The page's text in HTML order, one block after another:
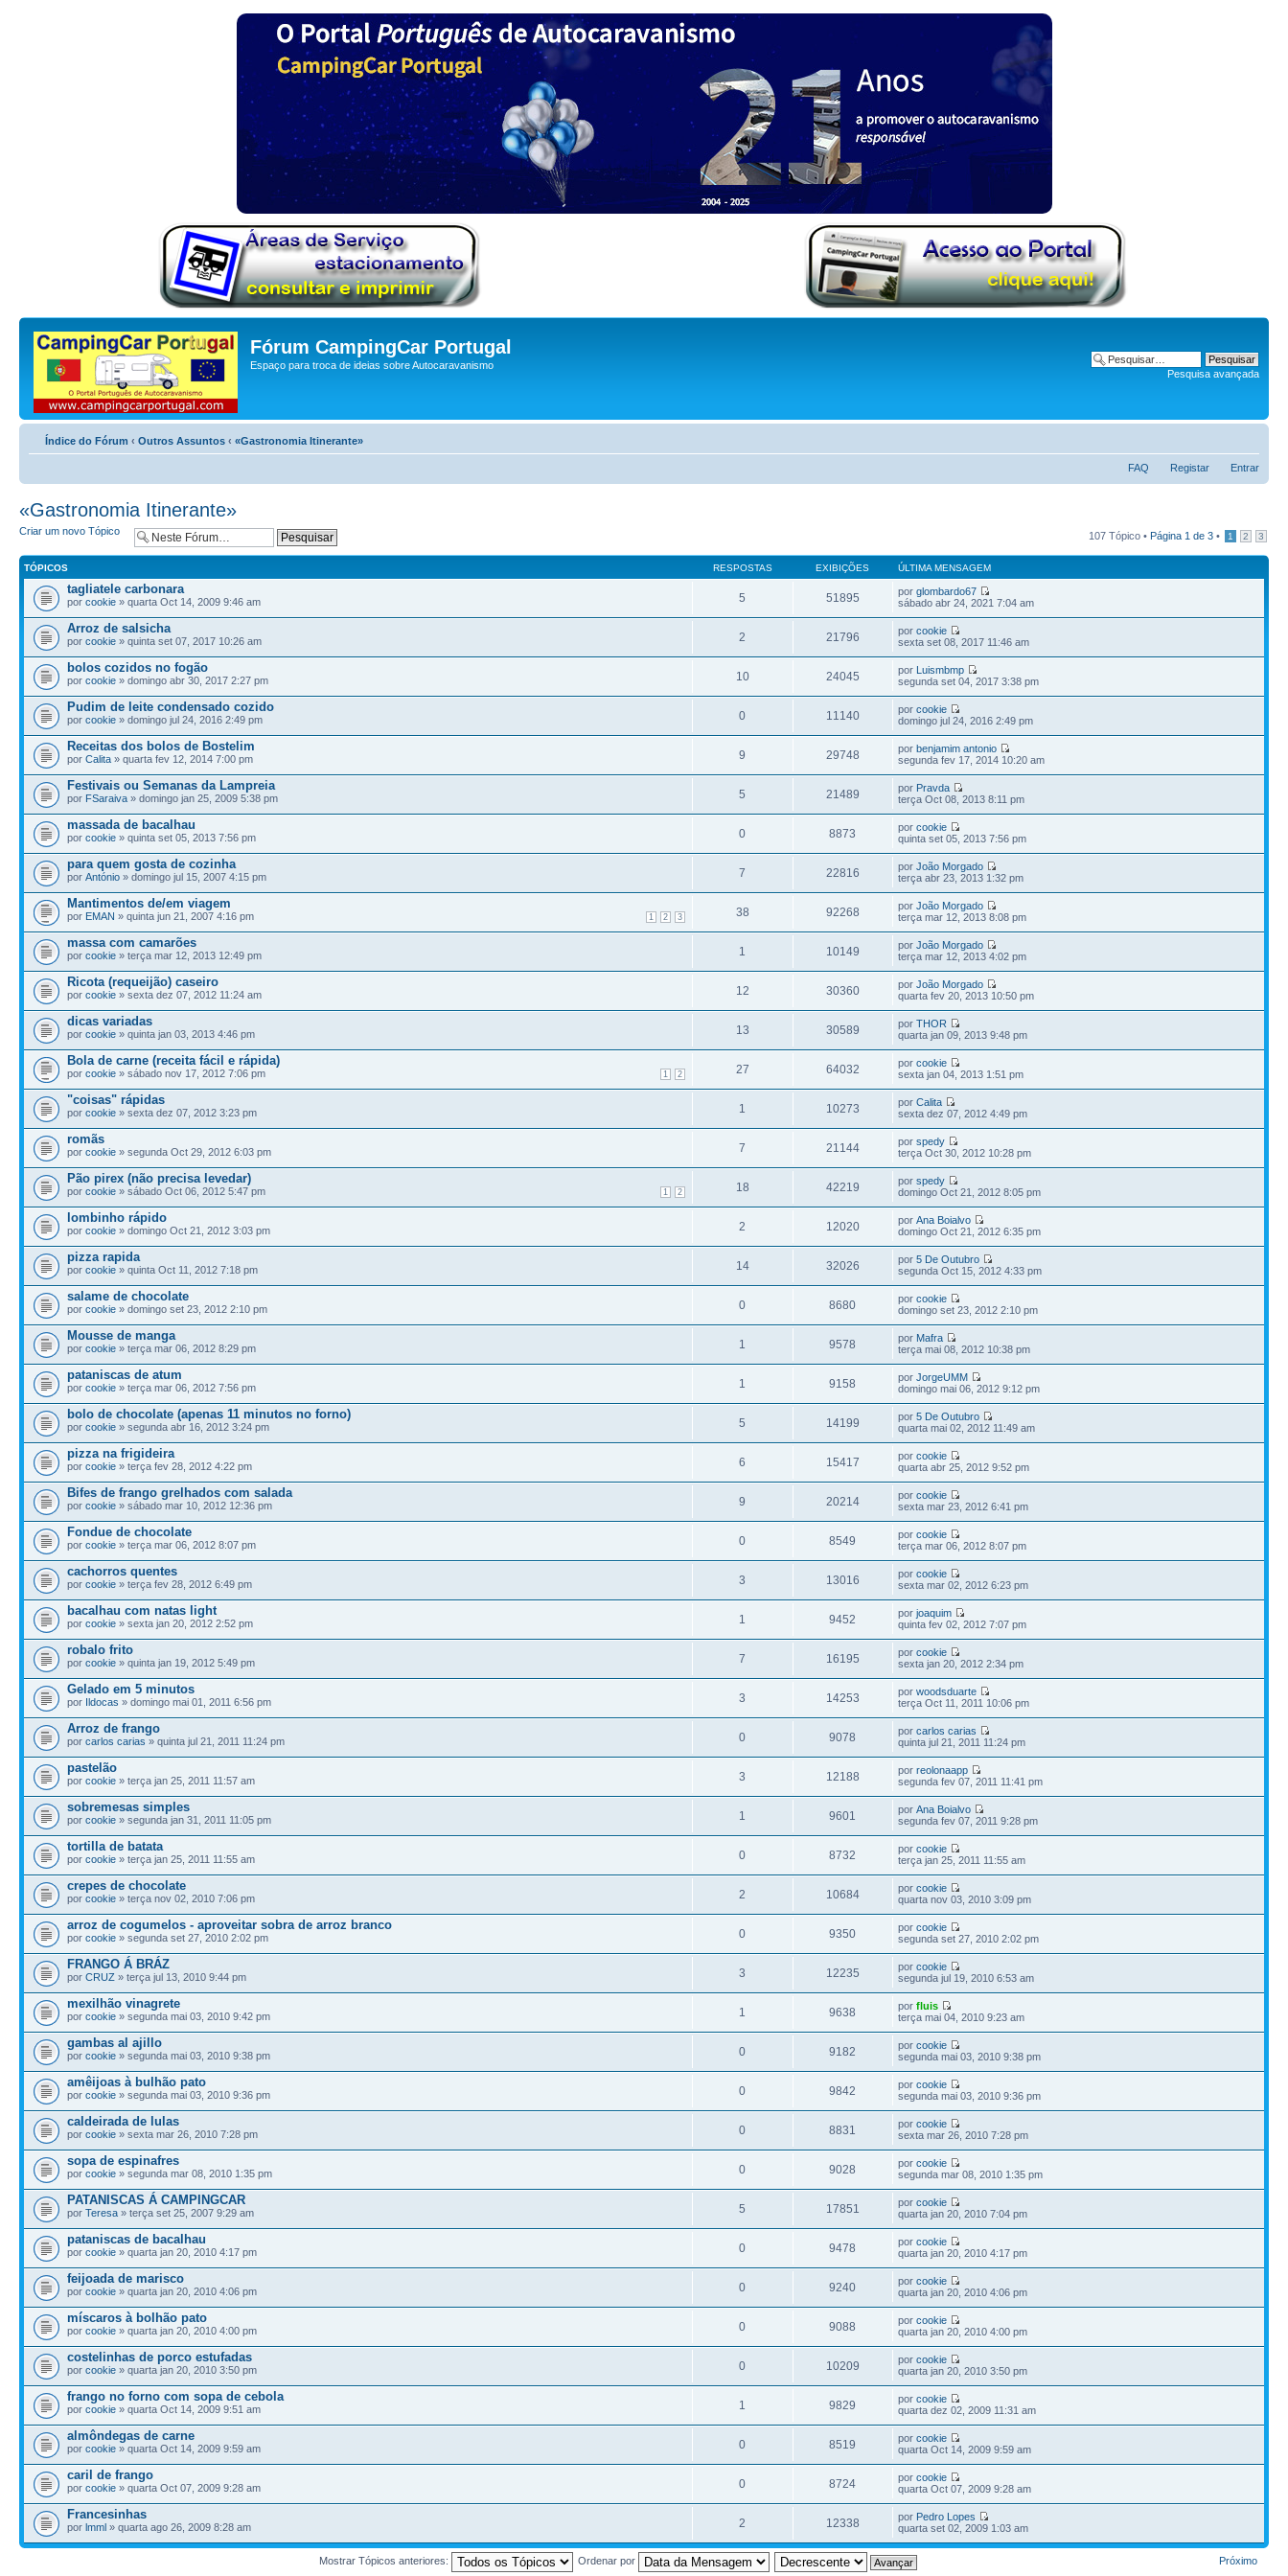
Fórum CampingCar Portugal
Espaço para troca de ideias sobre Autocaravanismo
Pesquisa avançada
Índice do Fórum ‹ Outros Assuntos ‹ «Gastronomia Itinerante»
FAQ Registar Entrar
«Gastronomia Itinerante»
Criar um novo Tópico 107 Tópico • Página 1 de 3 • 1 2 3
TÓPICOS RESPOSTAS EXIBIÇÕES ÚLTIMA MENSAGEM
tagliatele carbonara
por cookie » quarta Oct 14, 2009 9:46 am 5 51895 porglombardo67
sábado abr 24, 2021 7:04 am
Arroz de salsicha
por cookie » quinta set 07, 2017 10:26 am 2 21796 porcookie
sexta set 08, 2017 11:46 am
bolos cozidos no fogão
por cookie » domingo abr 30, 2017 2:27 pm 10 24045 por Luismbmp
segunda set 04, 2017 3:38 pm
Pudim de leite condensado cozido
por cookie » domingo jul 24, 2016 2:49 pm 0 11140 porcookie
domingo jul 24, 2016 2:49 pm
Receitas dos bolos de Bostelim
por Calita » quarta fev 12, 2014 7:00 pm 9 29748 porbenjamim antonio
segunda fev 17, 2014 10:20 am
Festivais ou Semanas da Lampreia
por FSaraiva » domingo jan 25, 2009 5:38 pm 5 21489 por Pravda
terça Oct 08, 2013 8:11 pm
massada de bacalhau
por cookie » quinta set 05, 2013 7:56 pm 0 8873 porcookie
quinta set 05, 2013 7:56 pm
para quem gosta de cozinha
por António » domingo jul 15, 2007 4:15 pm 7 22816 porJoão Morgado
terça abr 23, 2013 1:32 pm
Mantimentos de/em viagem
1 2 3
por EMAN » quinta jun 21, 2007 4:16 pm 38 92268 porJoão Morgado
terça mar 12, 2013 8:08 pm
massa com camarões
por cookie » terça mar 12, 2013 12:49 pm 1 10149 porJoão Morgado
terça mar 12, 2013 4:02 pm
Ricota (requeijão) caseiro
por cookie » sexta dez 07, 2012 11:24 am 12 30360 porJoão Morgado
quarta fev 20, 2013 10:50 pm
dicas variadas
por cookie » quinta jan 03, 2013 4:46 pm 13 30589 porTHOR
quarta jan 09, 2013 9:48 pm
Bola de carne (receita fácil e rápida)
1 2
por cookie » sábado nov 17, 2012 7:06 pm 27 64032 porcookie
sexta jan 04, 2013 1:51 pm
"coisas" rápidas
por cookie » sexta dez 07, 2012 3:23 pm 1 10273 porCalita
sexta dez 07, 2012 4:49 pm
romãs
por cookie » segunda Oct 29, 2012 6:03 pm 7 21144 porspedy
terça Oct 30, 2012 10:28 pm
Pão pirex (não precisa levedar)
1 2
por cookie » sábado Oct 06, 2012 5:47 pm 18 42219 porspedy
domingo Oct 21, 2012 8:05 pm
lombinho rápido
por cookie » domingo Oct 21, 2012 3:03 pm 2 12020 porAna Boialvo
domingo Oct 21, 2012 6:35 pm
pizza rapida
por cookie » quinta Oct 11, 2012 7:18 pm 14 32026 por5 De Outubro
segunda Oct 15, 2012 4:33 pm
salame de chocolate
por cookie » domingo set 23, 2012 2:10 pm 0 8680 porcookie
domingo set 23, 2012 2:10 pm
Mousse de manga
por cookie » terça mar 06, 2012 8:29 pm 1 9578 por Mafra
terça mai 08, 2012 10:38 pm
pataniscas de atum
por cookie » terça mar 06, 2012 7:56 pm 1 9158 porJorgeUMM
domingo mai 06, 2012 9:12 pm
bolo de chocolate (apenas 11 minutos no forno)
por cookie » segunda abr 16, 2012 3:24 pm 5 14199 por5 De Outubro
quarta mai 02, 2012 11:49 am
pizza na frigideira
por cookie » terça fev 28, 2012 4:22 pm 6 15417 porcookie
quarta abr 25, 2012 9:52 pm
Bifes de frango grelhados com salada
por cookie » sábado mar 10, 2012 12:36 pm 9 20214 porcookie
sexta mar 23, 2012 6:41 pm
Fondue de chocolate
por cookie » terça mar 06, 2012 8:07 pm 0 8549 porcookie
terça mar 06, 2012 8:07 pm
cachorros quentes
por cookie » terça fev 28, 2012 6:49 pm 3 13016 porcookie
sexta mar 02, 2012 6:23 pm
bacalhau com natas light
por cookie » sexta jan 20, 2012 2:52 pm 1 9452 porjoaquim
quinta fev 02, 2012 7:07 pm
robalo frito
por cookie » quinta jan 19, 2012 5:49 pm 7 16195 porcookie
sexta jan 20, 2012 2:34 pm
Gelado em 5 minutos
por Ildocas » domingo mai 01, 2011 6:56 pm 3 14253 porwoodsduarte
terça Oct 11, 2011 10:06 pm
Arroz de frango
por carlos carias » quinta jul 21, 2011 11:24 pm 0 9078 porcarlos carias
quinta jul 21, 2011 11:24 pm
pastelão
por cookie » terça jan 25, 2011 11:57 am 3 12188 porreolonaapp
segunda fev 07, 2011 11:41 pm
sobremesas simples
por cookie » segunda jan 31, 2011 11:05 pm 1 9601 porAna Boialvo
segunda fev 07, 2011 9:28 pm
tortilla de batata
por cookie » terça jan 25, 2011 11:55 am 0 8732 porcookie
terça jan 25, 2011 11:55 am
crepes de chocolate
por cookie » terça nov 02, 2010 7:06 pm 2 10684 porcookie
quarta nov 03, 2010 3:09 pm
arroz de cogumelos - aproveitar sobra de arroz branco
por cookie » segunda set 27, 2010 2:02 pm 0 9350 porcookie
segunda set 27, 2010 2:02 pm
FRANGO Á BRÁZ
por CRUZ » terça jul 13, 2010 9:44 pm 3 12235 porcookie
segunda jul 19, 2010 6:53 am
mexilhão vinagrete
por cookie » segunda mai 03, 2010 9:42 pm 1 9638 porfluis
terça mai 04, 2010 9:23 am
gambas al ajillo
por cookie » segunda mai 03, 2010 9:38 pm 0 9182 porcookie
segunda mai 03, 2010 9:38 pm
amêijoas à bulhão pato
por cookie » segunda mai 03, 2010 9:36 pm 0 9842 porcookie
segunda mai 03, 2010 9:36 pm
caldeirada de lulas
por cookie » sexta mar 26, 2010 7:28 pm 0 8831 porcookie
sexta mar 26, 2010 7:28 pm
sopa de espinafres
por cookie » segunda mar 08, 2010 1:35 pm 0 9028 porcookie
segunda mar 08, 2010 1:35 pm
PATANISCAS Á CAMPINGCAR
por Teresa » terça set 25, 2007 9:29 am 5 17851 porcookie
quarta jan 20, 2010 7:04 pm
pataniscas de bacalhau
por cookie » quarta jan 20, 2010 4:17 pm 0 9478 porcookie
quarta jan 20, 2010 4:17 pm
feijoada de marisco
por cookie » quarta jan 20, 2010 4:06 pm 0 9240 porcookie
quarta jan 20, 2010 4:06 pm
míscaros à bolhão pato
por cookie » quarta jan 20, 2010 4:00 pm 0 9088 porcookie
quarta jan 20, 2010 4:00 pm
costelinhas de porco estufadas
por cookie » quarta jan 20, 2010 3:50 pm 0 10209 porcookie
quarta jan 20, 2010 3:50 pm
frango no forno com sopa de cebola
por cookie » quarta Oct 14, 2009 9:51 am 1 9829 porcookie
quarta dez 02, 2009 11:31 am
almôndegas de carne
por cookie » quarta Oct 14, 2009 9:59 am 0 8519 porcookie
quarta Oct 14, 2009 9:59 am
caril de frango
por cookie » quarta Oct 07, 2009 9:28 am 0 8724 porcookie
quarta Oct 07, 2009 9:28 am
Francesinhas
por lmml » quarta ago 26, 2009 8:28 am 2 12338 por Pedro Lopes
quarta set 02, 2009 1:03 am
Próximo
Mostrar Tópicos anteriores: Ordenar por